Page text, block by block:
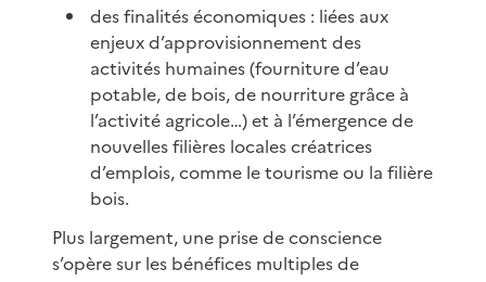
des finalités économiques : liées aux
enjeux d’approvisionnement des
activités humaines (fourniture d’eau
potable, de bois, de nourriture grâce à
l’activité agricole…) et à l’émergence de
nouvelles filières locales créatrices
d’emplois, comme le tourisme ou la filière
bois.
Plus largement, une prise de conscience
s’opère sur les bénéfices multiples de